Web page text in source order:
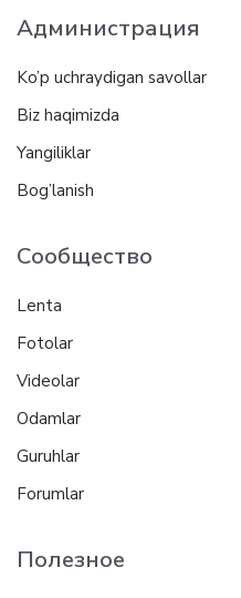
Администрация
Ko’p uchraydigan savollar
Biz haqimizda
Yangiliklar
Bog’lanish
Сообщество
Lenta
Fotolar
Videolar
Odamlar
Guruhlar
Forumlar
Полезное